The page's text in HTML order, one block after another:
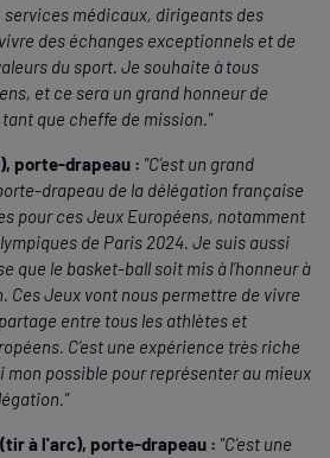
médicaux, dirigeants des
des échanges exceptionnels et de
du sport. Je souhaite à tous
et ce sera un grand honneur de
que cheffe de mission."
porte-drapeau : "C’est un grand
drapeau de la délégation française
pour ces Jeux Européens, notamment
de Paris 2024. Je suis aussi
que le basket-ball soit mis à l’honneur à
Ces Jeux vont nous permettre de vivre
entre tous les athlètes et
C’est une expérience très riche
mon possible pour représenter au mieux
à l'arc), porte-drapeau : "C’est une